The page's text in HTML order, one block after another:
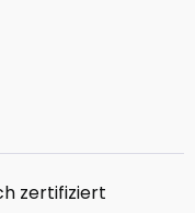
zertifiziert